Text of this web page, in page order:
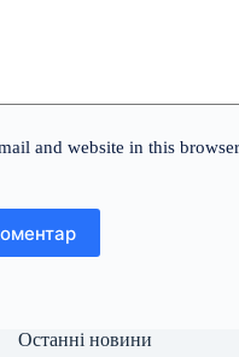
and website in this
Останні новини